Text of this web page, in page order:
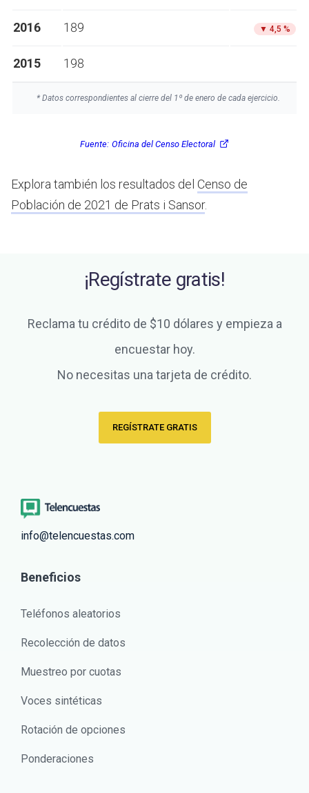
2016 189 ▼ 4,5 %
2015 198
* Datos correspondientes al cierre del 1º de enero de cada ejercicio.
Fuente: Oficina del Censo Electoral
Explora también los resultados del Censo de
Población de 2021 de Prats i Sansor.
¡Regístrate gratis!
Reclama tu crédito de $10 dólares y empieza a
encuestar hoy.
No necesitas una tarjeta de crédito.
REGÍSTRATE GRATIS
info@telencuestas.com
Beneficios
Teléfonos aleatorios
Recolección de datos
Muestreo por cuotas
Voces sintéticas
Rotación de opciones
Ponderaciones